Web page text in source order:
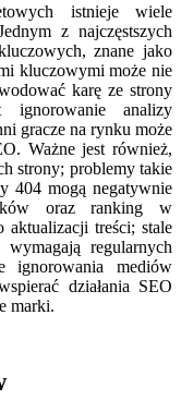
istnieje wiele
z najczęstszych
znane jako
kluczowymi może nie
karę ze strony
ignorowanie analizy
gracze na rynku może
Ważne jest również,
strony; problemy takie
404 mogą negatywnie
oraz ranking w
aktualizacji treści; stale
regularnych
ignorowania mediów
działania SEO
marki.